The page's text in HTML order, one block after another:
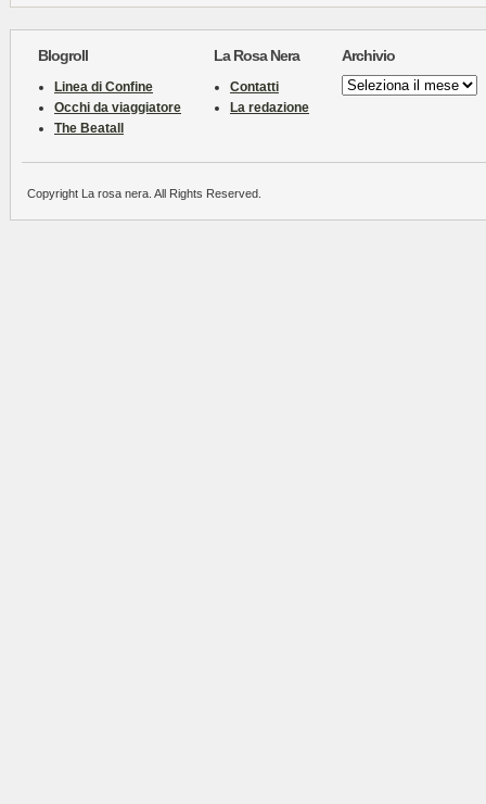
Blogroll
Linea di Confine
Occhi da viaggiatore
The Beatall
La Rosa Nera
Contatti
La redazione
Archivio
Archivio
Copyright La rosa nera. All Rights Reserved.